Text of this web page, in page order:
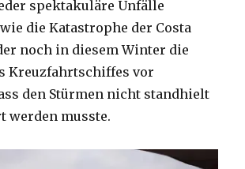
spektakuläre Unfälle
die Katastrophe der Costa
noch in diesem Winter die
Kreuzfahrtschiffes vor
den Stürmen nicht standhielt
werden musste.